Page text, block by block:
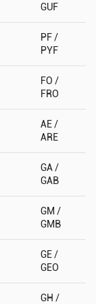
GUF
PF /
PYF
FO /
FRO
AE /
ARE
GA /
GAB
GM /
GMB
GE /
GEO
GH /